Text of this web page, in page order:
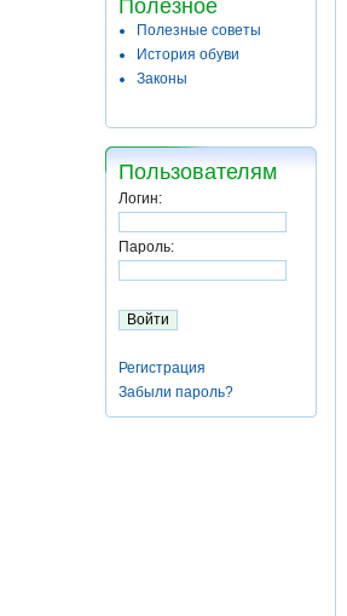
Полезное
Полезные советы
История обуви
Законы
Пользователям
Логин:
Пароль:
Регистрация
Забыли пароль?